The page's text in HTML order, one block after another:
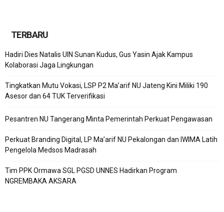
TERBARU
Hadiri Dies Natalis UIN Sunan Kudus, Gus Yasin Ajak Kampus
Kolaborasi Jaga Lingkungan
Tingkatkan Mutu Vokasi, LSP P2 Ma’arif NU Jateng Kini Miliki 190
Asesor dan 64 TUK Terverifikasi
Pesantren NU Tangerang Minta Pemerintah Perkuat Pengawasan
Perkuat Branding Digital, LP Ma’arif NU Pekalongan dan IWIMA Latih
Pengelola Medsos Madrasah
Tim PPK Ormawa SGL PGSD UNNES Hadirkan Program
NGREMBAKA AKSARA